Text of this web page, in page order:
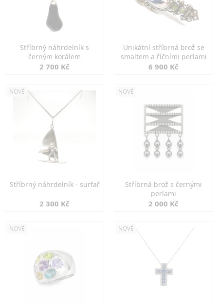
Stříbrný náhrdelník s
černým korálem
2 700 Kč
Unikátní stříbrná brož se
smaltem a říčními perlami
6 900 Kč
NOVÉ
Stříbrný náhrdelník - surfař
2 300 Kč
NOVÉ
Stříbrná brož s černými
perlami
2 000 Kč
NOVÉ NOVÉ